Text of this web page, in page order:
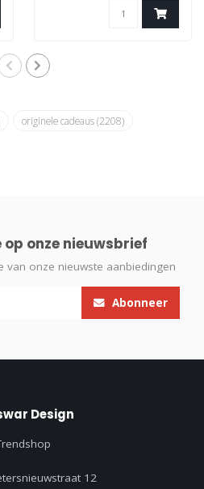
originele cadeaus(2208)
onze nieuwsbrief
van onze nieuwste aanbiedingen
Abonneer
Design
12